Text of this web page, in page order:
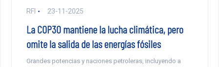
RFI 23-11-2025
La COP30 mantiene la lucha climática, pero
omite la salida de las energías fósiles
Grandes potencias y naciones petroleras, incluyendo a